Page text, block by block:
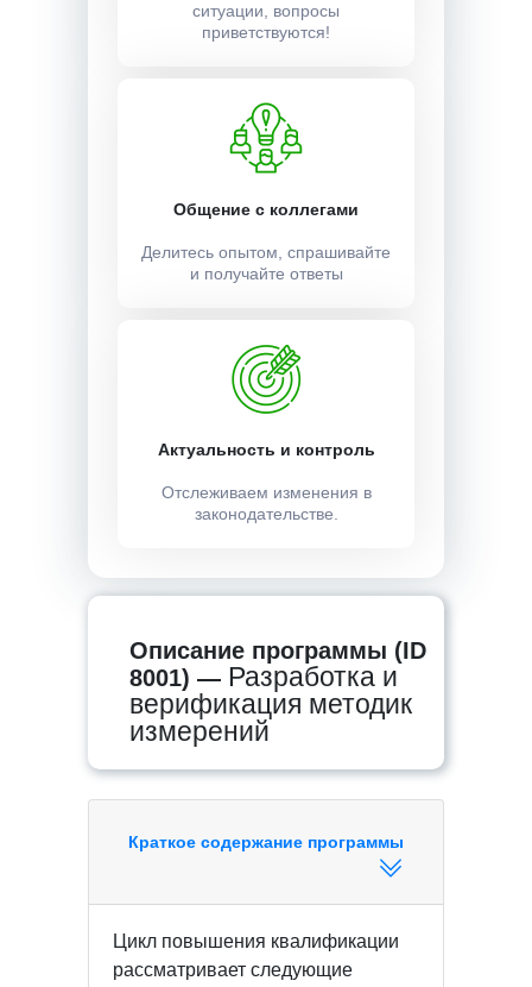
ситуации, вопросы
приветствуются!
Общение с коллегами
Делитесь опытом, спрашивайте
и получайте ответы
Актуальность и контроль
Отслеживаем изменения в
законодательстве.
Описание программы (ID
8001) — Разработка и
верификация методик
измерений
Краткое содержание программы
Цикл повышения квалификации
рассматривает следующие